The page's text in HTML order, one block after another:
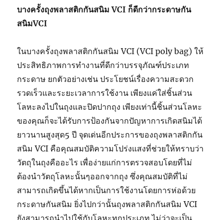
บางครั้งถุงพลาสติกกันสนิมVCI ก็ดีกว่ากระดาษกัน
สนิมVCI
ในบางครั้งถุงพลาสติกกันสนิม VCI (VCI poly bag) ให้
ประสิทธิภาพการทำงานที่ดีกว่าบรรจุภัณฑ์ประเภท
กระดาษ ยกตัวอย่างเช่น ประโยชน์เรื่องความสะดวก
รวดเร็วและระยะเวลาการใช้งาน เพียงแค่ใส่ชิ้นส่วน
โลหะลงไปในถุงและปิดปากถุง เพียงเท่านี้ชิ้นส่วนโลหะ
ของคุณก็จะได้รับการป้องกันจากปัญหาการเกิดสนิมได้
ยาวนานสูงสุด5 ปี จุดเด่นอีกประการของถุงพลาสติกกัน
สนิม VCI คือคุณสมบัติความโปร่งแสงที่ช่วยให้ทราบว่า
วัตถุในถุงคืออะไร เพื่อง่ายแก่การตรวจสอบโดยที่ไม่
ต้องนำวัตถุโลหะนั้นๆออกจากถุง ซึ่งคุณสมบัติที่ไม่
สามารถเกิดขึ้นได้หากเป็นการใช้งานโดยการห่อด้วย
กระดาษกันสนิม ยิ่งไปกว่านั้นถุงพลาสติกกันสนิม VCI
ยังสามารถนำไปใช้กับโลหะทุกประเภท ไม่ว่าจะเป็น